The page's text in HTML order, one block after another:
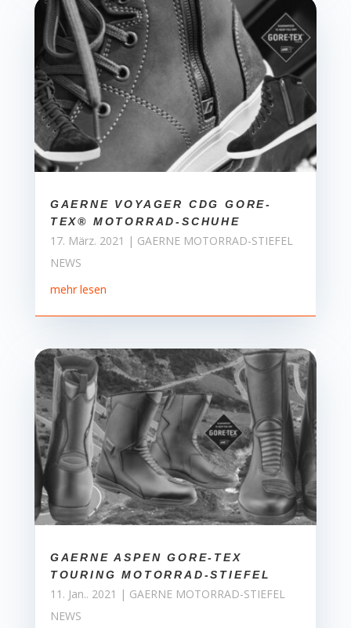
GAERNE VOYAGER CDG GORE-
TEX® MOTORRAD-SCHUHE
17. März. 2021 | GAERNE MOTORRAD-STIEFEL
NEWS
mehr lesen
GAERNE ASPEN GORE-TEX
TOURING MOTORRAD-STIEFEL
11. Jan.. 2021 | GAERNE MOTORRAD-STIEFEL
NEWS